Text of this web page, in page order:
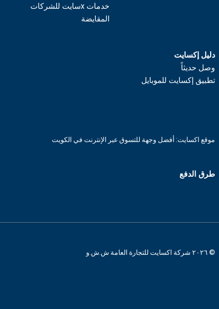
خدمات xسايت للشركات
المقايضة
دليل إكسايت
وصل حديثاً
تطبيق إكسايت للموبايل
موقع اكسايت: أفضل وجهة للتسوق عبر الإنترنت في الكويت
طرق الدفع
© ٢٠٢٦ شركة اكسايت للتجارة العامة ش.ش.و